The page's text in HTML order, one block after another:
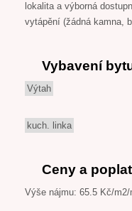
lokalita a výborná
vytápění (žádná kamna,
Vybavení
Výtah
kuch. linka
Ceny a
Výše nájmu: 65.5 Kč/